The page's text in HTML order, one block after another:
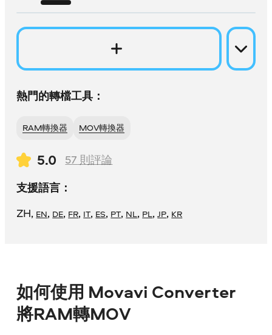
熱門的轉檔工具：
RAM轉換器 MOV轉換器
5.0 57 則評論
支援語言：
ZH, EN, DE, FR, IT, ES, PT, NL, PL,JP, KR
如何使用 Movavi Converter
將RAM轉MOV